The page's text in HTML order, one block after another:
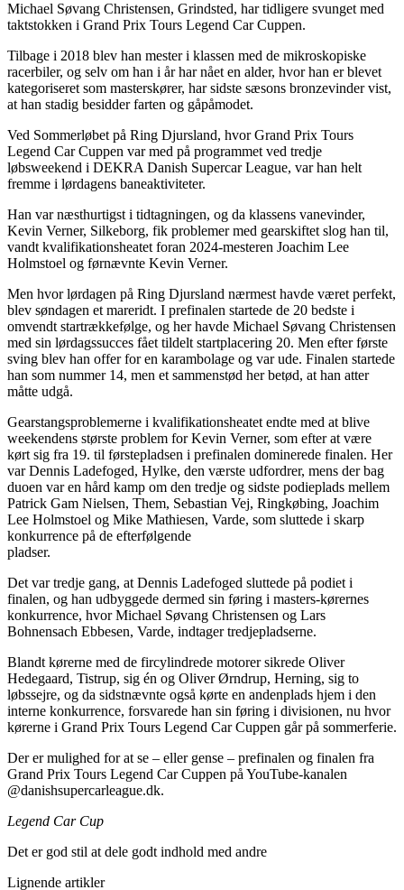
Michael Søvang Christensen, Grindsted, har tidligere svunget med
taktstokken i Grand Prix Tours Legend Car Cuppen.
Tilbage i 2018 blev han mester i klassen med de mikroskopiske
racerbiler, og selv om han i år har nået en alder, hvor han er blevet
kategoriseret som masterskører, har sidste sæsons bronzevinder vist,
at han stadig besidder farten og gåpåmodet.
Ved Sommerløbet på Ring Djursland, hvor Grand Prix Tours
Legend Car Cuppen var med på programmet ved tredje
løbsweekend i DEKRA Danish Supercar League, var han helt
fremme i lørdagens baneaktiviteter.
Han var næsthurtigst i tidtagningen, og da klassens vanevinder,
Kevin Verner, Silkeborg, fik problemer med gearskiftet slog han til,
vandt kvalifikationsheatet foran 2024-mesteren Joachim Lee
Holmstoel og førnævnte Kevin Verner.
Men hvor lørdagen på Ring Djursland nærmest havde været perfekt,
blev søndagen et mareridt. I prefinalen startede de 20 bedste i
omvendt startrækkefølge, og her havde Michael Søvang Christensen
med sin lørdagssucces fået tildelt startplacering 20. Men efter første
sving blev han offer for en karambolage og var ude. Finalen startede
han som nummer 14, men et sammenstød her betød, at han atter
måtte udgå.
Gearstangsproblemerne i kvalifikationsheatet endte med at blive
weekendens største problem for Kevin Verner, som efter at være
kørt sig fra 19. til førstepladsen i prefinalen dominerede finalen. Her
var Dennis Ladefoged, Hylke, den værste udfordrer, mens der bag
duoen var en hård kamp om den tredje og sidste podieplads mellem
Patrick Gam Nielsen, Them, Sebastian Vej, Ringkøbing, Joachim
Lee Holmstoel og Mike Mathiesen, Varde, som sluttede i skarp
konkurrence på de efterfølgende
pladser.
Det var tredje gang, at Dennis Ladefoged sluttede på podiet i
finalen, og han udbyggede dermed sin føring i masters-kørernes
konkurrence, hvor Michael Søvang Christensen og Lars
Bohnensach Ebbesen, Varde, indtager tredjepladserne.
Blandt kørerne med de fircylindrede motorer sikrede Oliver
Hedegaard, Tistrup, sig én og Oliver Ørndrup, Herning, sig to
løbssejre, og da sidstnævnte også kørte en andenplads hjem i den
interne konkurrence, forsvarede han sin føring i divisionen, nu hvor
kørerne i Grand Prix Tours Legend Car Cuppen går på sommerferie.
Der er mulighed for at se – eller gense – prefinalen og finalen fra
Grand Prix Tours Legend Car Cuppen på YouTube-kanalen
@danishsupercarleague.dk.
Legend Car Cup
Det er god stil at dele godt indhold med andre
Lignende artikler